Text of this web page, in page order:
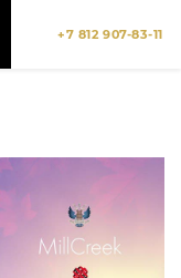
+7 812 907-83-11